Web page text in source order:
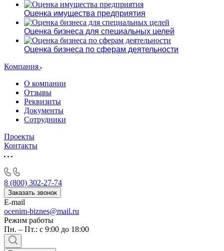
Оценка имущества предприятия
Оценка бизнеса для специальных целей
Оценка бизнеса по сферам деятельности
Компания
О компании
Отзывы
Реквизиты
Документы
Сотрудники
Проекты
Контакты
8 (800) 302-27-74
Заказать звонок
E-mail
ocenim-biznes@mail.ru
Режим работы
Пн. – Пт.: с 9:00 до 18:00
Выберите ваш город
Например:Вологда
Абакан
Абдулино
Абинск